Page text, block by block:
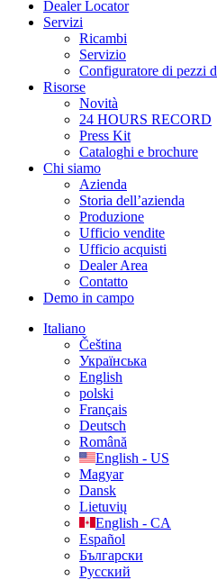
Dealer Locator
Servizi
Ricambi
Servizio
Configuratore di pezzi
Risorse
Novità
24 HOURS RECORD
Press Kit
Cataloghi e brochure
Chi siamo
Azienda
Storia dell’azienda
Produzione
Ufficio vendite
Ufficio acquisti
Dealer Area
Contatto
Demo in campo
Italiano
Čeština
Українська
English
polski
Français
Deutsch
Română
English - US
Magyar
Dansk
Lietuvių
English - CA
Español
Български
Русский